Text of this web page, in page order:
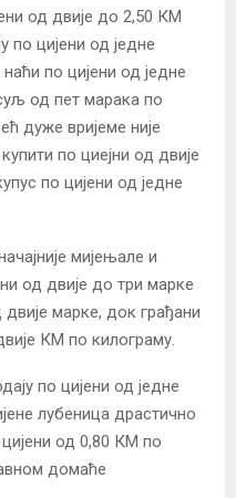
од двије до 2,50 КМ
по цијени од једне
по цијени од једне
од пет марака по
дуже вријеме није
по циејни од двије
по цијени од једне
мијењале и
од двије до три марке
марке, док грађани
КМ по килограму.
по цијени од једне
лубеница драстично
од 0,80 КМ по
домаће